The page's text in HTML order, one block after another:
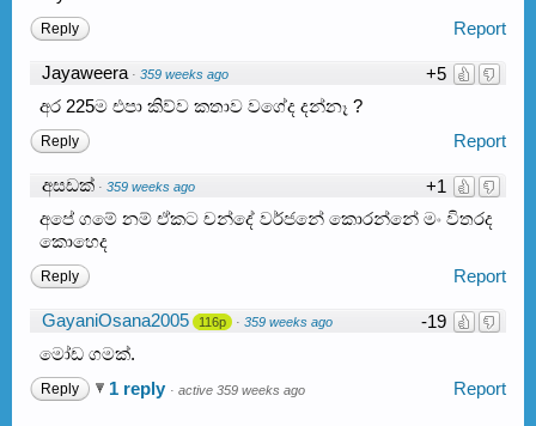
Report
Reply
+5
Jayaweera · 359 weeks ago
අර 225ම එපා කිව්ව කතාව වගේද දන්නෑ ?
Report
Reply
+1
අසඩක් · 359 weeks ago
අපේ ගමේ නම් ඒකට චන්දේ වර්ජනේ කොරන්නේ මං විතරද
කොහෙද
Report
Reply
-19
GayaniOsana2005 116p · 359 weeks ago
මෝඩ ගමක්.
Report
Reply 1 reply · active 359 weeks ago